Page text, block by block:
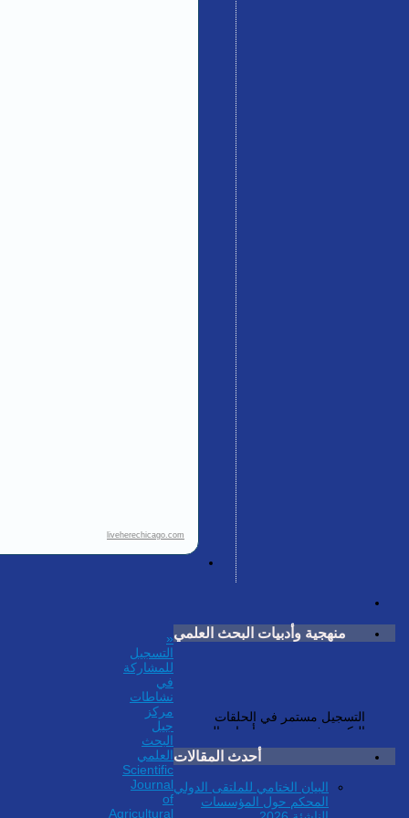
«
التسجيل
للمشاركة
في
نشاطات
مركز
جيل
البحث
العلمي
Scientific
Journal
of
Agricultural
liveherechicago.com
منهجية وأدبيات البحث العلمي
التسجيل مستمر في الحلقات
التكونية في منهجية وأدبيات البحث
secretariat@unscin.org
أحدث المقالات
البيان الختامي للملتقى الدولي
المحكم حول المؤسسات